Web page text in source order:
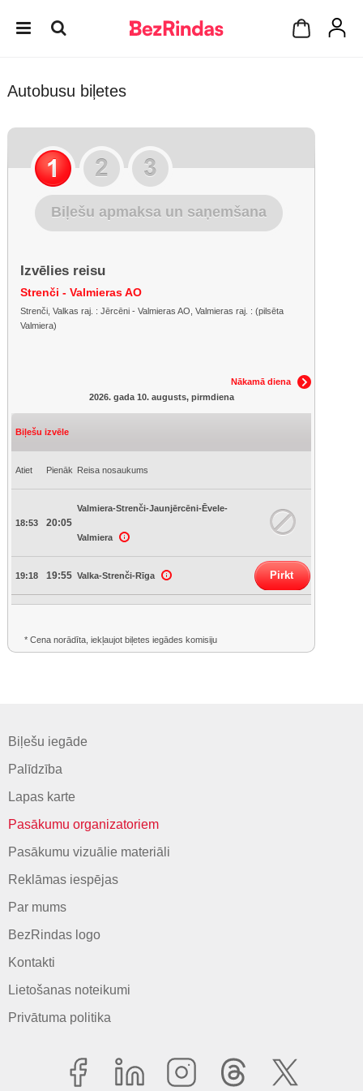
Autobusu biļetes
Biļešu apmaksa un saņemšana
Izvēlies reisu
Strenči - Valmieras AO
Strenči, Valkas raj. : Jērcēni - Valmieras AO, Valmieras raj. : (pilsēta
Valmiera)
Nākamā diena
2026. gada 10. augusts, pirmdiena
Biļešu izvēle
Atiet Pienāk Reisa nosaukums
18:53 20:05
Valmiera-Strenči-Jaunjērcēni-Ēvele-
Valmiera
19:18 19:55 Valka-Strenči-Rīga Pirkt
* Cena norādīta, iekļaujot biļetes iegādes komisiju
Biļešu iegāde
Palīdzība
Lapas karte
Pasākumu organizatoriem
Pasākumu vizuālie materiāli
Reklāmas iespējas
Par mums
BezRindas logo
Kontakti
Lietošanas noteikumi
Privātuma politika